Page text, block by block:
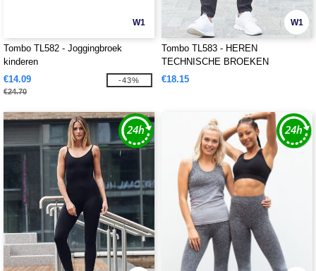
W1
Tombo TL582 - Joggingbroek
kinderen
€14.09
€24.70
-43%
W1
Tombo TL583 - HEREN
TECHNISCHE BROEKEN
€18.15